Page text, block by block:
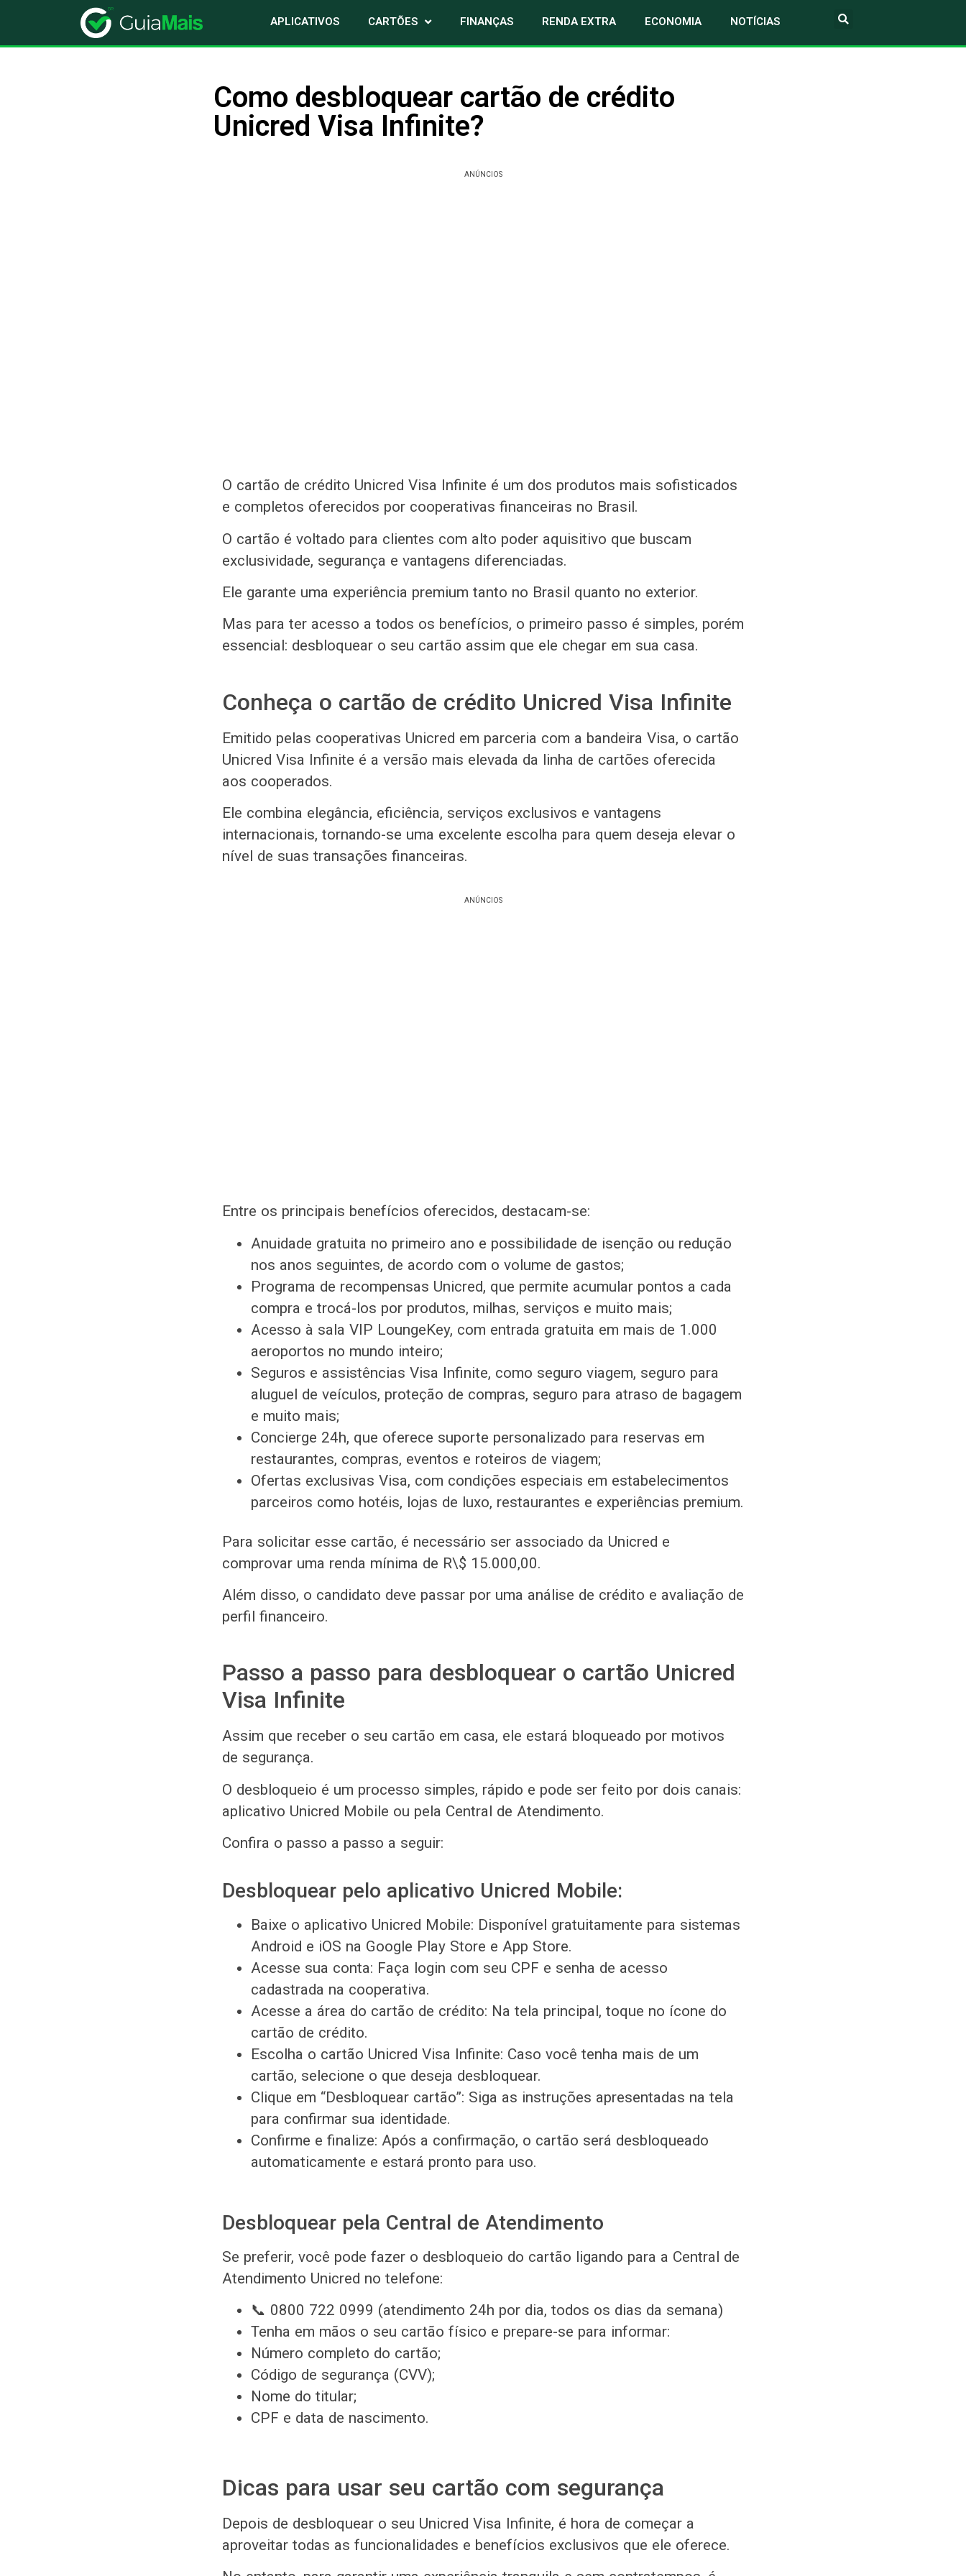
APLICATIVOS CARTÕES FINANÇAS RENDA EXTRA ECONOMIA NOTÍCIAS
Como desbloquear cartão de crédito
Unicred Visa Infinite?
ANÚNCIOS
O cartão de crédito Unicred Visa Infinite é um dos produtos mais sofisticados
e completos oferecidos por cooperativas financeiras no Brasil.
O cartão é voltado para clientes com alto poder aquisitivo que buscam
exclusividade, segurança e vantagens diferenciadas.
Ele garante uma experiência premium tanto no Brasil quanto no exterior.
Mas para ter acesso a todos os benefícios, o primeiro passo é simples, porém
essencial: desbloquear o seu cartão assim que ele chegar em sua casa.
Conheça o cartão de crédito Unicred Visa Infinite
Emitido pelas cooperativas Unicred em parceria com a bandeira Visa, o cartão
Unicred Visa Infinite é a versão mais elevada da linha de cartões oferecida
aos cooperados.
Ele combina elegância, eficiência, serviços exclusivos e vantagens
internacionais, tornando-se uma excelente escolha para quem deseja elevar o
nível de suas transações financeiras.
ANÚNCIOS
Entre os principais benefícios oferecidos, destacam-se:
Anuidade gratuita no primeiro ano e possibilidade de isenção ou redução
nos anos seguintes, de acordo com o volume de gastos;
Programa de recompensas Unicred, que permite acumular pontos a cada
compra e trocá-los por produtos, milhas, serviços e muito mais;
Acesso à sala VIP LoungeKey, com entrada gratuita em mais de 1.000
aeroportos no mundo inteiro;
Seguros e assistências Visa Infinite, como seguro viagem, seguro para
aluguel de veículos, proteção de compras, seguro para atraso de bagagem
e muito mais;
Concierge 24h, que oferece suporte personalizado para reservas em
restaurantes, compras, eventos e roteiros de viagem;
Ofertas exclusivas Visa, com condições especiais em estabelecimentos
parceiros como hotéis, lojas de luxo, restaurantes e experiências premium.
Para solicitar esse cartão, é necessário ser associado da Unicred e
comprovar uma renda mínima de R\$ 15.000,00.
Além disso, o candidato deve passar por uma análise de crédito e avaliação de
perfil financeiro.
Passo a passo para desbloquear o cartão Unicred
Visa Infinite
Assim que receber o seu cartão em casa, ele estará bloqueado por motivos
de segurança.
O desbloqueio é um processo simples, rápido e pode ser feito por dois canais:
aplicativo Unicred Mobile ou pela Central de Atendimento.
Confira o passo a passo a seguir:
Desbloquear pelo aplicativo Unicred Mobile:
Baixe o aplicativo Unicred Mobile: Disponível gratuitamente para sistemas
Android e iOS na Google Play Store e App Store.
Acesse sua conta: Faça login com seu CPF e senha de acesso
cadastrada na cooperativa.
Acesse a área do cartão de crédito: Na tela principal, toque no ícone do
cartão de crédito.
Escolha o cartão Unicred Visa Infinite: Caso você tenha mais de um
cartão, selecione o que deseja desbloquear.
Clique em “Desbloquear cartão”: Siga as instruções apresentadas na tela
para confirmar sua identidade.
Confirme e finalize: Após a confirmação, o cartão será desbloqueado
automaticamente e estará pronto para uso.
Desbloquear pela Central de Atendimento
Se preferir, você pode fazer o desbloqueio do cartão ligando para a Central de
Atendimento Unicred no telefone:
📞 0800 722 0999 (atendimento 24h por dia, todos os dias da semana)
Tenha em mãos o seu cartão físico e prepare-se para informar:
Número completo do cartão;
Código de segurança (CVV);
Nome do titular;
CPF e data de nascimento.
Dicas para usar seu cartão com segurança
Depois de desbloquear o seu Unicred Visa Infinite, é hora de começar a
aproveitar todas as funcionalidades e benefícios exclusivos que ele oferece.